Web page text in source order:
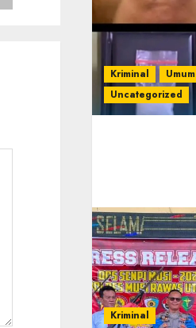
Kriminal
Umum
Uncategorized
Kriminal